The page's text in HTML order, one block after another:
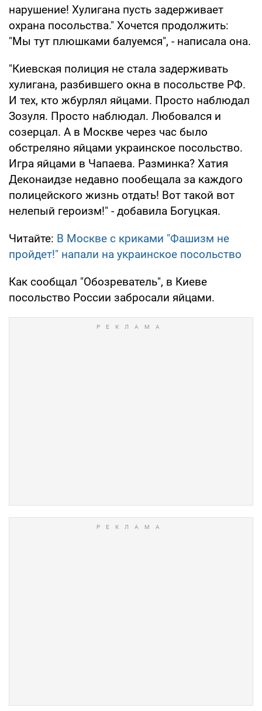
нарушение! Хулигана пусть задерживает
охрана посольства." Хочется продолжить:
"Мы тут плюшками балуемся", - написала она.
"Киевская полиция не стала задерживать
хулигана, разбившего окна в посольстве РФ.
И тех, кто жбурлял яйцами. Просто наблюдал
Зозуля. Просто наблюдал. Любовался и
созерцал. А в Москве через час было
обстреляно яйцами украинское посольство.
Игра яйцами в Чапаева. Разминка? Хатия
Деконаидзе недавно пообещала за каждого
полицейского жизнь отдать! Вот такой вот
нелепый героизм!" - добавила Богуцкая.
Читайте: В Москве с криками "Фашизм не
пройдет!" напали на украинское посольство
Как сообщал "Обозреватель", в Киеве
посольство России забросали яйцами.